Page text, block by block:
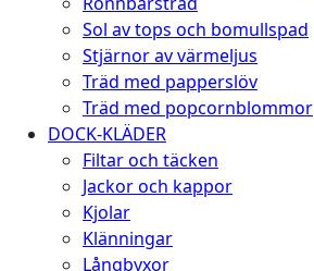
Sol av tops och bomullspad
Stjärnor av värmeljus
Träd med papperslöv
Träd med popcornblommor
DOCK-KLÄDER
Filtar och täcken
Jackor och kappor
Kjolar
Klänningar
Långbyxor